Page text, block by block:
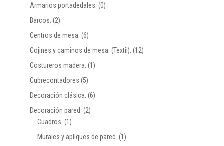
Armarios portadedales. (0)
Barcos. (2)
Centros de mesa. (6)
Cojines y caminos de mesa. (Textil). (12)
Costureros madera. (1)
Cubrecontadores (5)
Decoración clásica. (6)
Decoración pared. (2)
Cuadros. (1)
Murales y apliques de pared. (1)